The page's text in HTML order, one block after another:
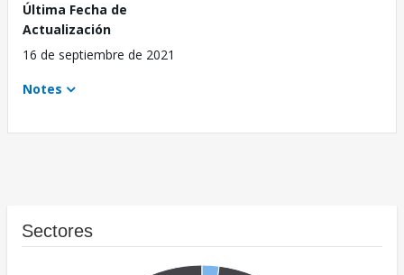
Última Fecha de
Actualización
16 de septiembre de 2021
Notes
Sectores